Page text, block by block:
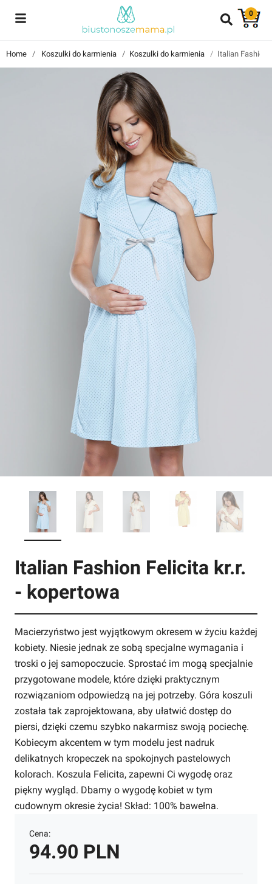
0
Reviews
Home Koszulki do karmienia Koszulki do karmienia Italian Fashion
Italian Fashion Felicita kr.r.
- kopertowa
Macierzyństwo jest wyjątkowym okresem w życiu każdej
kobiety. Niesie jednak ze sobą specjalne wymagania i
troski o jej samopoczucie. Sprostać im mogą specjalnie
przygotowane modele, które dzięki praktycznym
rozwiązaniom odpowiedzą na jej potrzeby. Góra koszuli
została tak zaprojektowana, aby ułatwić dostęp do
piersi, dzięki czemu szybko nakarmisz swoją pociechę.
Kobiecym akcentem w tym modelu jest nadruk
delikatnych kropeczek na spokojnych pastelowych
kolorach. Koszula Felicita, zapewni Ci wygodę oraz
piękny wygląd. Dbamy o wygodę kobiet w tym
cudownym okresie życia! Skład: 100% bawełna.
Cena:
94.90 PLN